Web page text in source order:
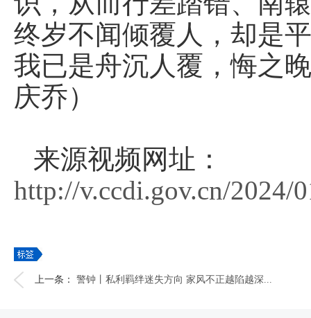
终岁不闻倾覆人，却是
我已是舟沉人覆，悔之
庆乔）
来源视频网址：
http://v.ccdi.gov.cn/2024/
上一条： 警钟丨私利羁绊迷失方向 家风不正越陷越深...